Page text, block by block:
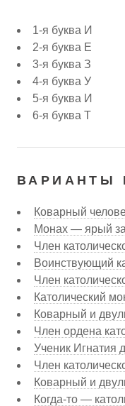
1-я буква И
2-я буква Е
3-я буква З
4-я буква У
5-я буква И
6-я буква Т
ВАРИАНТЫ
Коварный
Монах — ярый
Член
Воинствующий
Член
Католический
Коварный и
Член ордена
Ученик Игнатия
Член
Коварный и
Когда-то —